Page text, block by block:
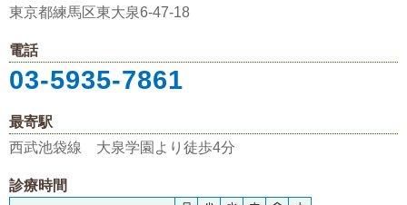
東京都練馬区東大泉6-47-18
電話
03-5935-7861
最寄駅
西武池袋線 大泉学園より徒歩4分
診療時間